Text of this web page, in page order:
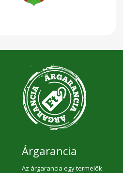
Árgarancia
Az árgarancia egy termelők